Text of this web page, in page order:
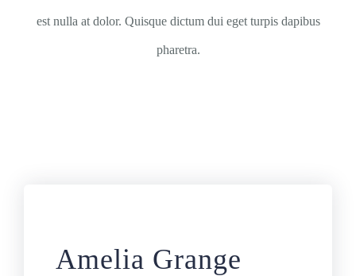
est nulla at dolor. Quisque dictum dui eget turpis dapibus
pharetra.
Amelia Grange